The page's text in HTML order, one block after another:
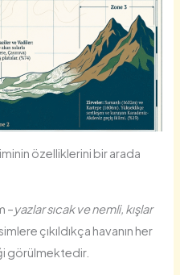
özelliklerini bir arada
–yazlar sıcak ve nemli, kışlar
çıkıldıkça havanın her
görülmektedir.